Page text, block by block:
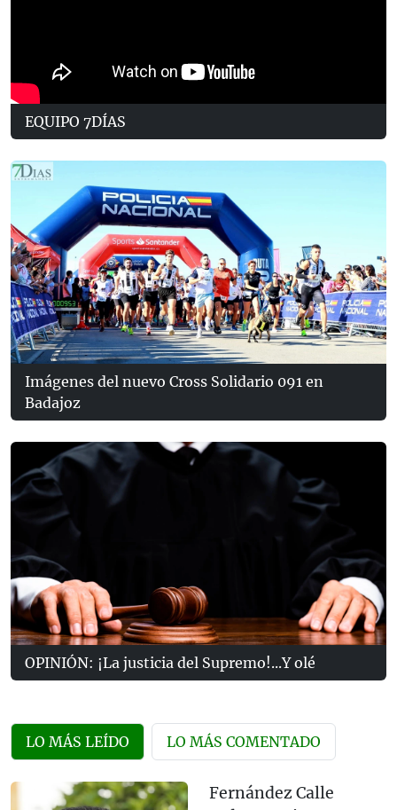
EQUIPO 7DÍAS
Imágenes del nuevo Cross Solidario 091 en
Badajoz
OPINIÓN: ¡La justicia del Supremo!...Y olé
LO MÁS LEÍDO LO MÁS COMENTADO
Fernández Calle